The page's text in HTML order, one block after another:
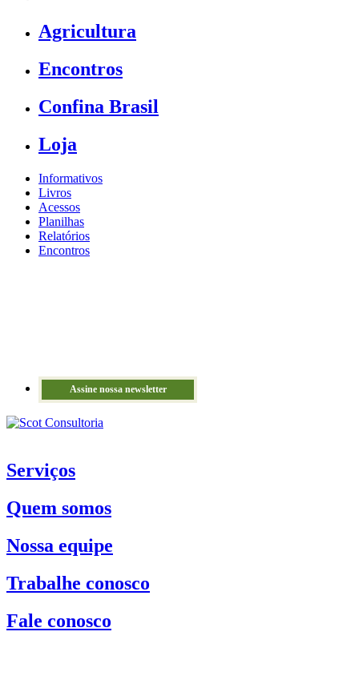
Agricultura
Encontros
Confina Brasil
Loja
Informativos
Livros
Acessos
Planilhas
Relatórios
Encontros
Assine nossa newsletter
Serviços
Quem somos
Nossa equipe
Trabalhe conosco
Fale conosco